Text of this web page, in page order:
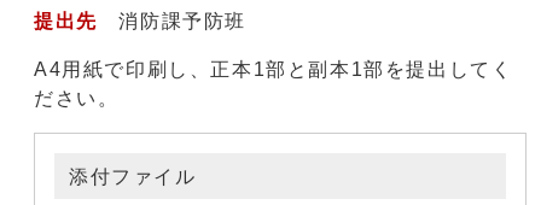
提出先 消防課予防班
A4用紙で印刷し、正本1部と副本1部を提出してく
ださい。
添付ファイル